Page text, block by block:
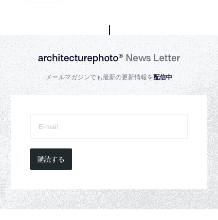
architecturephoto®News Letter
メールマガジンでも最新の更新情報を配信中
購読する